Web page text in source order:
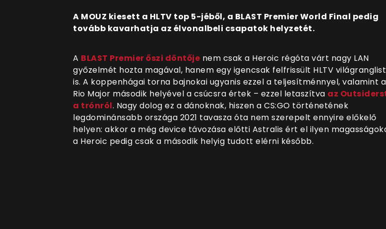
A MOUZ kiesett a HLTV top 5-jéből, a BLAST Premier World Final pedig
tovább kavarhatja az élvonalbeli csapatok helyzetét.
A BLAST Premier őszi döntője nem csak a Heroic régóta várt nagy LAN
győzelmét hozta magával, hanem egy igencsak felfrissült HLTV
is. A koppenhágai torna bajnokai ugyanis ezzel a teljesítménnyel, valamint a
Rio Major második helyével a csúcsra értek – ezzel letaszítva az
a trónról. Nagy dolog ez a dánoknak, hiszen a CS:GO történetének
legdominánsabb országa 2021 tavasza óta nem szerepelt ennyire előkelő
helyen: akkor a még device távozása előtti Astralis ért el ilyen
a Heroic pedig csak a második helyig tudott elérni később.